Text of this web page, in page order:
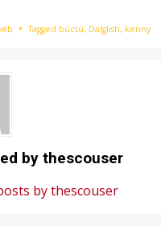
Tagged búcsú, Dalglish, kenny
by thescouser
by thescouser